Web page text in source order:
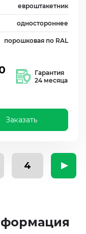
евроштакетник
одностороннее
порошковая по RAL
Гарантия
24 месяца
Заказать
4